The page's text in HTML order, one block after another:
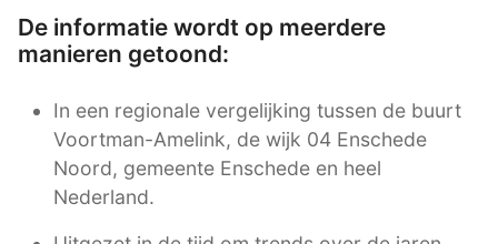
De informatie wordt op meerdere
manieren getoond:
In een regionale vergelijking tussen de buurt
Voortman-Amelink, de wijk 04 Enschede
Noord, gemeente Enschede en heel
Nederland.